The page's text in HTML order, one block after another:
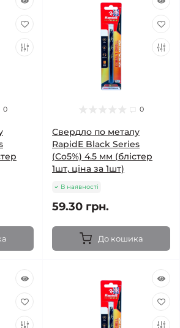
0 0
Свердло по металу
RapidE Black Series
(Co5%) 4.5 мм (блістер
1шт, ціна за 1шт)
В наявності
59.30 грн.
До кошика